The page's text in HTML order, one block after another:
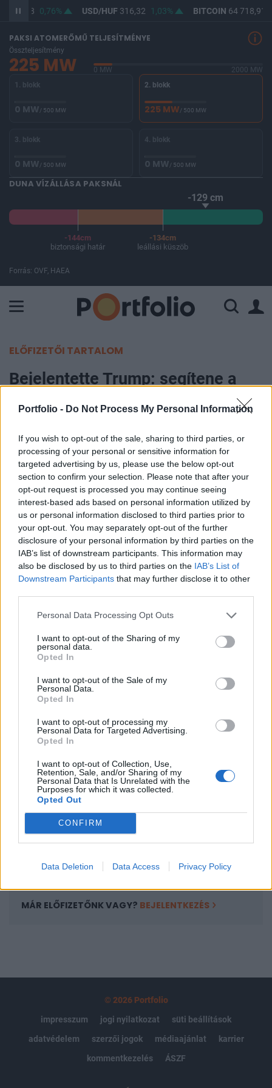
Portfolio - Do Not Process My Personal Information
If you wish to opt-out of the sale, sharing to third parties, or
processing of your personal or sensitive information for
targeted advertising by us, please use the below opt-out
section to confirm your selection. Please note that after your
opt-out request is processed you may continue seeing
interest-based ads based on personal information utilized by
us or personal information disclosed to third parties prior to
your opt-out. You may separately opt-out of the further
disclosure of your personal information by third parties on the
IAB’s list of downstream participants. This information may
also be disclosed by us to third parties on the IAB’s List of
Downstream Participants that may further disclose it to other
Personal Data Processing Opt Outs
I want to opt-out of the Sharing of my
personal data.
Opted In
I want to opt-out of the Sale of my
Personal Data.
Opted In
I want to opt-out of processing my
Personal Data for Targeted Advertising.
Opted In
I want to opt-out of Collection, Use,
Retention, Sale, and/or Sharing of my
Personal Data that Is Unrelated with the
Purposes for which it was collected.
Opted Out
CONFIRM
Data Deletion Data Access Privacy Policy
364,48 0,76% USD/HUF316,32 1,03% BITCOIN64 718,91
PAKSI ATOMERŐMŰ TELJESÍTMÉNYE
Összteljesítmény
225 MW 0 MW
2000 MW
1. blokk
0 MW/ 500 MW
2. blokk
225 MW/ 500 MW
3. blokk
0 MW/ 500 MW
4. blokk
0 MW/ 500 MW
DUNA VÍZÁLLÁSA PAKSNÁL
-129 cm
-144cm
biztonsági határ
-134cm
leállási küszöb
Forrás: OVF, HAEA
ELŐFIZETŐI TARTALOM
Bejelentette Trump: segítene a
rivális szuperhatalom Amerikának
– Közösek a célok?
MTI
2026. május 15. 06:34
A kínai államfő felajánlotta segítségét az iráni
konfliktus rendezéséhez - nyilatkozta Donald
Trump amerikai elnök csütörtökön, amikor
beszámolt Hszi Csin-ping kínai államfővel
folytatott első tárgyalásáról.
Az elnök a Fox News hírtelevízió Hannity című műsorának
Pekingben adott interjúban elmondta, hogy a kínai államfő
is szeretné elérni a Hormuzi-szoros megnyitását, valamint
hozzátette, hogy pekingi tárgyalópartnere határozottan
arról biztosította, hogy Irán nem kap fegyvereket Kínától.
A keresett cikk a portfolio.hu hírarchívumához
tartozik, melynek olvasása előfizetéses
regisztrációhoz kötött.
Az előfizetés a következőket tartalmazza:
Portfolio.hu teljes cikkarchívum
Kötéslisták: BÉT elmúlt 2 év napon belüli
MÁR ELŐFIZETŐNK VAGY? BEJELENTKEZÉS
© 2026 Portfolio
impresszum
jogi nyilatkozat
süti beállítások
adatvédelem
szerzői jogok médiaajánlat
karrier
kommentkezelés
ÁSZF